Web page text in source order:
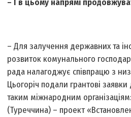
– І в цьому напрямі
– Для залучення державних та
розвиток комунального
рада налагоджує співпрацю з
Цьогоріч подали грантові заявки
таким міжнародним
(Туреччина) – проект